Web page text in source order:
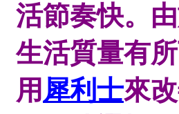
活節奏快。
生活質量有
用 犀利士來